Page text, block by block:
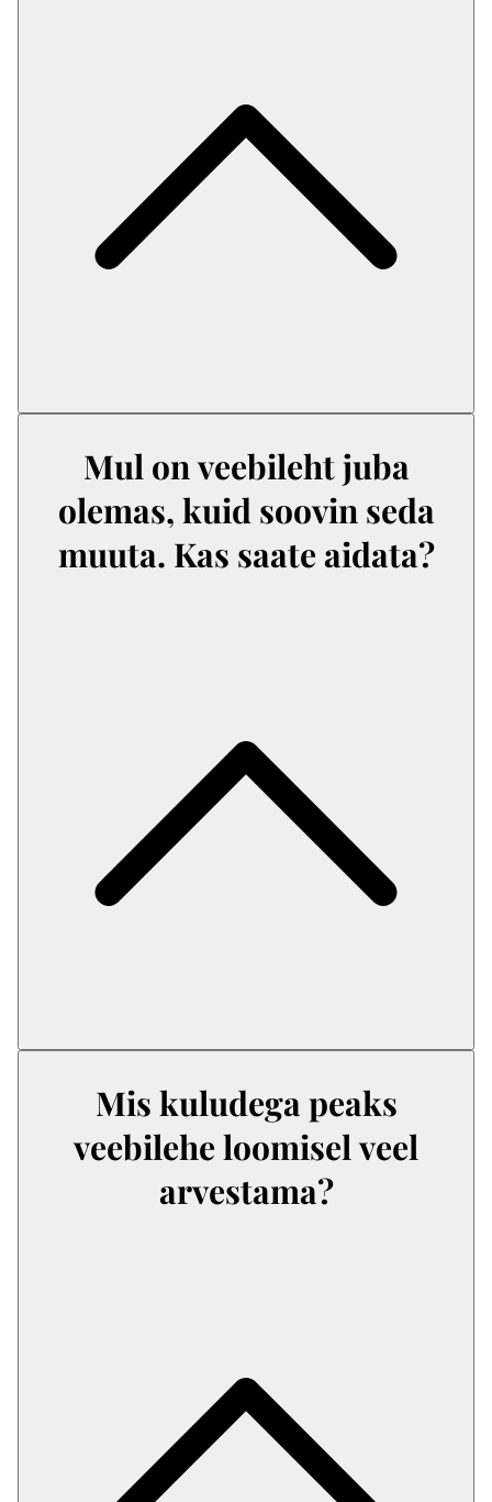
Mul on veebileht juba
olemas, kuid soovin seda
muuta. Kas saate aidata?
Mis kuludega peaks
veebilehe loomisel veel
arvestama?